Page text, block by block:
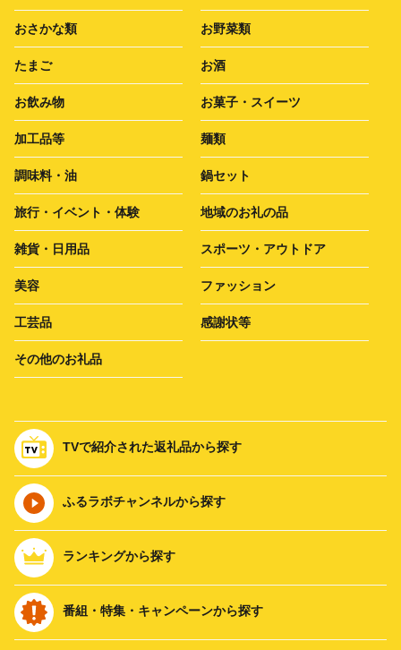
おさかな類 お野菜類
たまご お酒
お飲み物 お菓子・スイーツ
加工品等 麺類
調味料・油 鍋セット
旅行・イベント・体験 地域のお礼の品
雑貨・日用品 スポーツ・アウトドア
美容 ファッション
工芸品 感謝状等
その他のお礼品
TVで紹介された返礼品から探す
ふるラボチャンネルから探す
ランキングから探す
番組・特集・キャンペーンから探す